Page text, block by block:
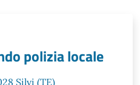
polizia locale
Silvi (TE)